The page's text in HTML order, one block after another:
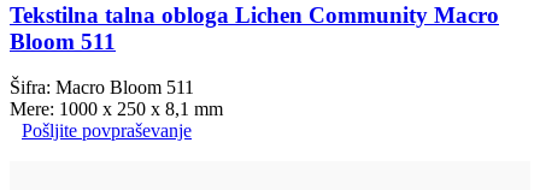
Tekstilna talna obloga Lichen Community Macro
Bloom 511
Šifra: Macro Bloom 511
Mere: 1000 x 250 x 8,1 mm
Pošljite povpraševanje